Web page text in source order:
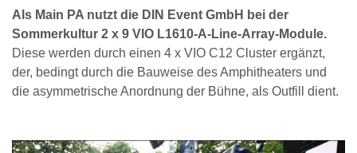
Als Main PA nutzt die DIN Event GmbH bei der
Sommerkultur 2 x 9 VIO L1610-A-Line-Array-Module.
Diese werden durch einen 4 x VIO C12 Cluster ergänzt,
der, bedingt durch die Bauweise des Amphitheaters und
die asymmetrische Anordnung der Bühne, als Outfill dient.